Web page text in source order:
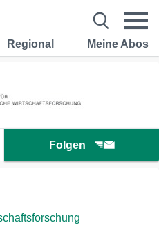
Regional Meine Abos
Folgen